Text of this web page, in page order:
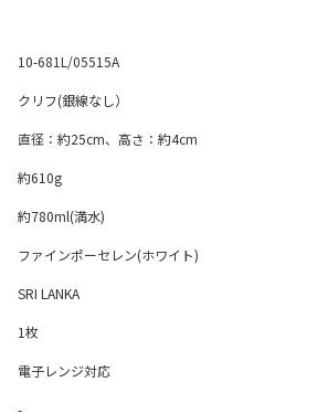
10-681L/05515A
クリフ(銀線なし）
直径：約25cm、高さ：約4cm
約610g
約780ml(満水)
ファインポーセレン(ホワイト)
SRI LANKA
1枚
電子レンジ対応
-